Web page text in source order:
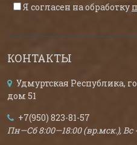
Я согласен на обработку
КОНТАКТЫ
Удмуртская Республика,
дом 51
+7(950) 823-81-57
Пн—Сб 8:00—18:00 (вр.мск.),